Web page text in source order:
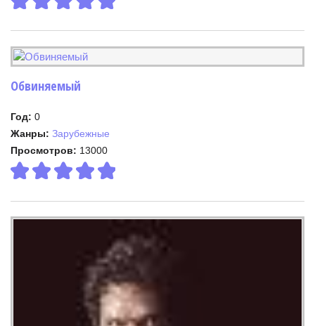
Обвиняемый
Год: 0
Жанры: Зарубежные
Просмотров: 13000